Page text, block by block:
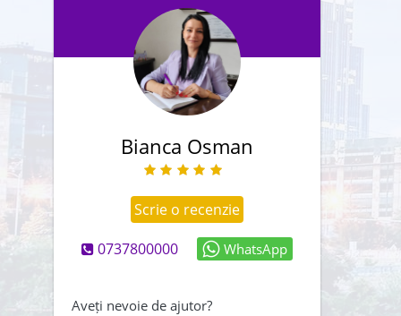
Bianca Osman
Scrie o recenzie
0737800000
WhatsApp
Aveți nevoie de ajutor?
legatură cu această proprietate.
Abonează-mă și la newsletter
Creează-mi și un cont